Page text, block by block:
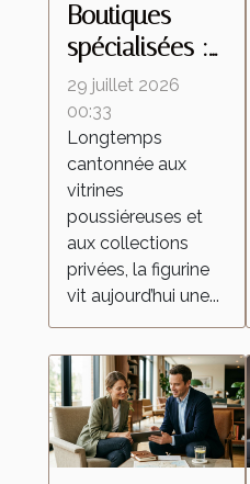
Boutiques
spécialisées :
ces lieux
d’échanges
qui
transforment la
culture de la
figurine
29 juillet 2026
00:33
Longtemps
cantonnée aux
vitrines
poussiéreuses et
aux collections
privées, la figurine
vit aujourd’hui une...